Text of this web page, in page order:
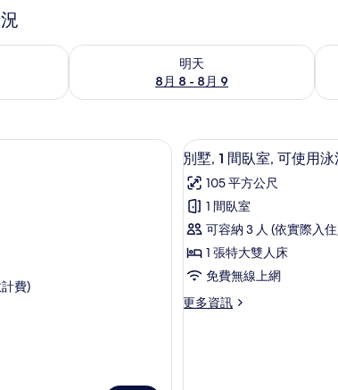
情況
明天
8月 8 - 8月 9
查看明天 (8月 8 - 8月 9) 的供應情況 查
迷你吧、客房內保險箱、書桌、遮光布/窗簾
費)
顯
示
別
墅,
1
間
臥
室,
6
別墅, 1 間臥室, 可使用
105 平方公尺
1 間臥室
可容納 3 人 (依實際入
1 張特大雙人床
免費無線上網
更多資訊
更